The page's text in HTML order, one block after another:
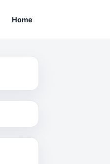
Home